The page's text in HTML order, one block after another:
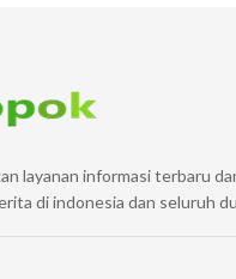
layanan informasi terbaru
di indonesia dan seluruh